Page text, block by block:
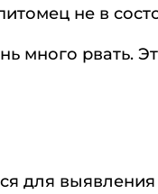
не в
много рвать.
для